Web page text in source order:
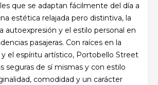
que se adaptan fácilmente del día a
estética relajada pero distintiva, la
autoexpresión y el estilo personal en
pasajeras. Con raíces en la
el espíritu artístico, Portobello Street
seguras de sí mismas y con estilo
comodidad y un carácter